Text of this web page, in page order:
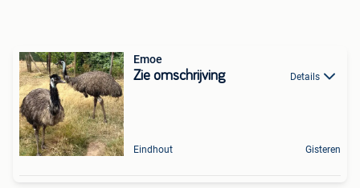
Emoe
Zie omschrijving Details
Eindhout Gisteren